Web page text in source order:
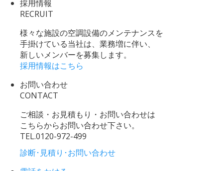
採用情報
RECRUIT
様々な施設の空調設備のメンテナンスを
手掛けている当社は、業務増に伴い、
新しいメンバーを募集します。
採用情報はこちら
お問い合わせ
CONTACT
ご相談・お見積もり・お問い合わせは
こちらからお問い合わせ下さい。
TEL.0120-972-499
診断･見積り･お問い合わせ